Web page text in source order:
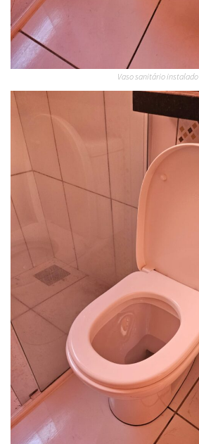
Vaso sanitário instalado